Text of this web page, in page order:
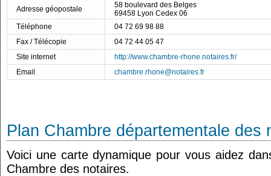
Adresse géopostale
58 boulevard des Belges
69458 Lyon Cedex 06
Téléphone
04 72 69 98 88
Fax / Télécopie
04 72 44 05 47
Site internet
http://www.chambre-rhone.notaires.fr/
Email
chambre.rhone@notaires.fr
Plan Chambre départementale des
Voici une carte dynamique pour vous aidez
Chambre des notaires.